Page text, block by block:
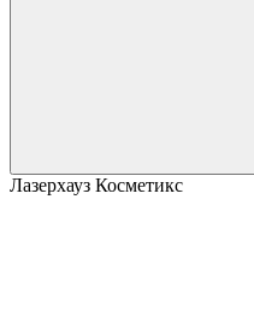
Лазерхауз Косметикс